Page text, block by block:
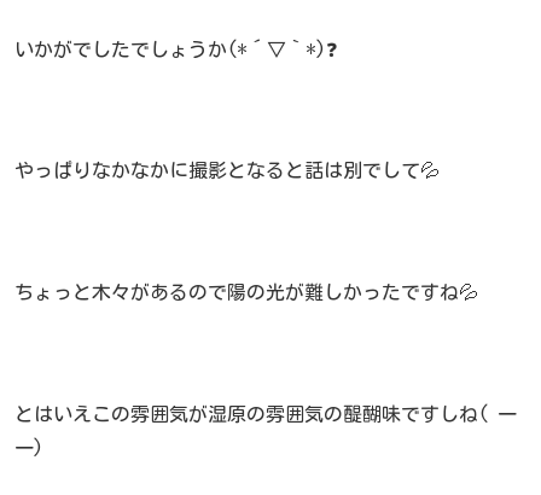
いかがでしたでしょうか(*´▽｀*)❓
やっぱりなかなかに撮影となると話は別でして💦
ちょっと木々があるので陽の光が難しかったですね💦
とはいえこの雰囲気が湿原の雰囲気の醍醐味ですしね( 一
一)